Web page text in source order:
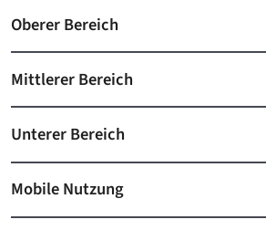
Oberer Bereich
Mittlerer Bereich
Unterer Bereich
Mobile Nutzung